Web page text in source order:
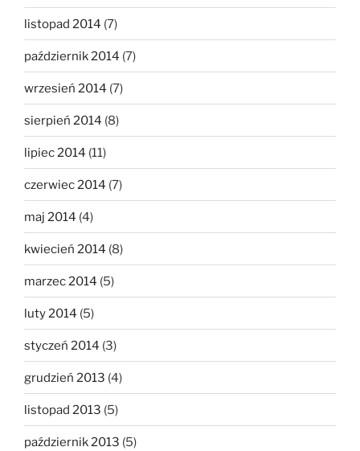
listopad 2014 (7)
październik 2014 (7)
wrzesień 2014 (7)
sierpień 2014 (8)
lipiec 2014 (11)
czerwiec 2014 (7)
maj 2014 (4)
kwiecień 2014 (8)
marzec 2014 (5)
luty 2014 (5)
styczeń 2014 (3)
grudzień 2013 (4)
listopad 2013 (5)
październik 2013 (5)